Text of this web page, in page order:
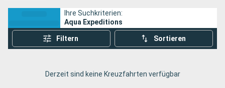
Ihre Suchkriterien:
Aqua Expeditions
Filtern Sortieren
Derzeit sind keine Kreuzfahrten verfügbar